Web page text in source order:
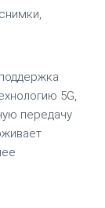
5G,
передачу